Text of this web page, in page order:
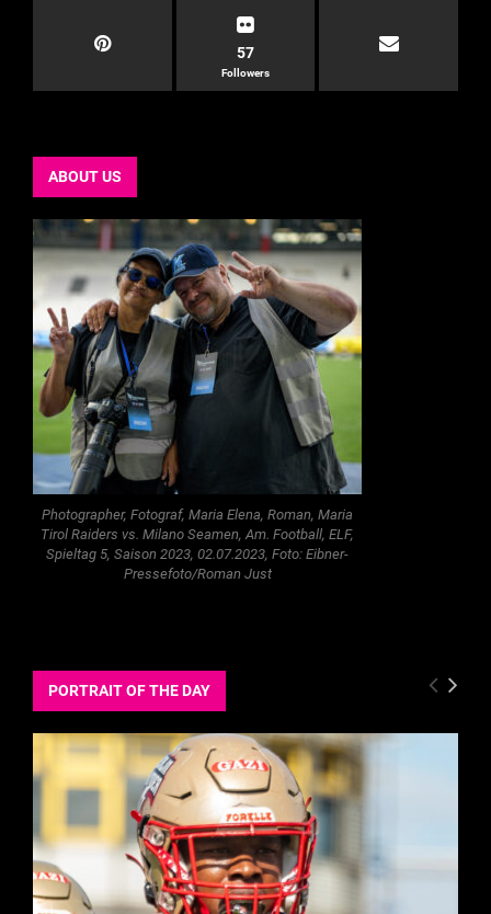
57
Followers
ABOUT US
Photographer, Fotograf, Maria Elena, Roman, Maria
Tirol Raiders vs. Milano Seamen, Am. Football, ELF,
Spieltag 5, Saison 2023, 02.07.2023, Foto: Eibner-
Pressefoto/Roman Just
PORTRAIT OF THE DAY